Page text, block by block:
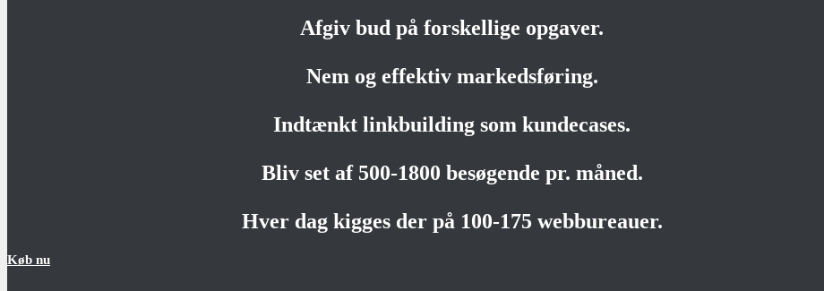
Afgiv bud på forskellige opgaver.
Nem og effektiv markedsføring.
Indtænkt linkbuilding som kundecases.
Bliv set af 500-1800 besøgende pr. måned.
Hver dag kigges der på 100-175 webbureauer.
Køb nu